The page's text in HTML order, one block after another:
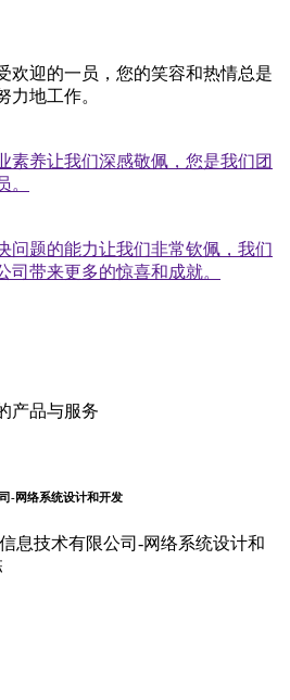
欢迎的一员，您的笑容和热情总是
力地工作。
素养让我们深感敬佩，您是我们团
。
问题的能力让我们非常钦佩，我们
司带来更多的惊喜和成就。
产品与服务
-网络系统设计和开发
息技术有限公司-网络系统设计和